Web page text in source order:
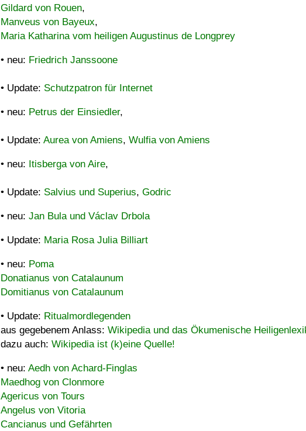
Gildard von Rouen,
Manveus von Bayeux,
Maria Katharina vom heiligen Augustinus de Longprey
• neu: Friedrich Janssoone
• Update: Schutzpatron für Internet
• neu: Petrus der Einsiedler,
• Update: Aurea von Amiens, Wulfia von Amiens
• neu: Itisberga von Aire,
• Update: Salvius und Superius, Godric
• neu: Jan Bula und Václav Drbola
• Update: Maria Rosa Julia Billiart
• neu: Poma
Donatianus von Catalaunum
Domitianus von Catalaunum
• Update: Ritualmordlegenden
aus gegebenem Anlass: Wikipedia und das Ökumenische
dazu auch: Wikipedia ist (k)eine Quelle!
• neu: Aedh von Achard-Finglas
Maedhog von Clonmore
Agericus von Tours
Angelus von Vitoria
Cancianus und Gefährten